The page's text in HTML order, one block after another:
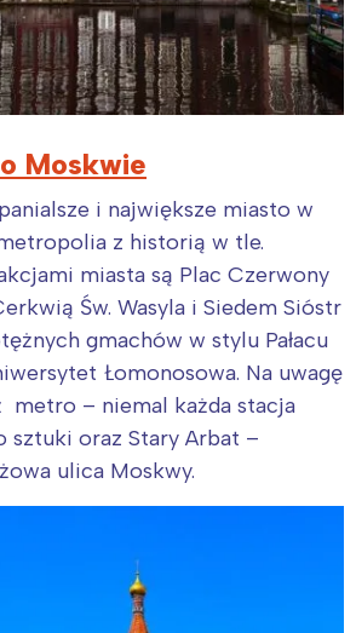
Moskwie
i największe miasto w
z historią w tle.
miasta są Plac Czerwony
Św. Wasyla i Siedem Sióstr
gmachów w stylu Pałacu
Łomonosowa. Na uwagę
metro – niemal każda stacja
sztuki oraz Stary Arbat –
ulica Moskwy.
mnie wydarzenia z
regionu:
Śląsk
Kraków